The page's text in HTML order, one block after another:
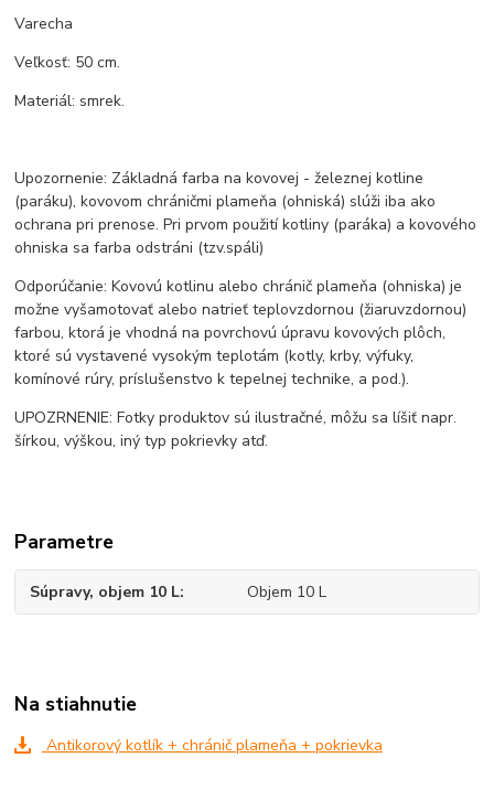
Varecha
Veľkosť: 50 cm.
Materiál: smrek.
Upozornenie: Základná farba na kovovej - železnej kotline
(paráku), kovovom chráničmi plameňa (ohniská) slúži iba ako
ochrana pri prenose. Pri prvom použití kotliny (paráka) a kovového
ohniska sa farba odstráni (tzv.spáli)
Odporúčanie: Kovovú kotlinu alebo chránič plameňa (ohniska) je
možne vyšamotovať alebo natrieť teplovzdornou (žiaruvzdornou)
farbou, ktorá je vhodná na povrchovú úpravu kovových plôch,
ktoré sú vystavené vysokým teplotám (kotly, krby, výfuky,
komínové rúry, príslušenstvo k tepelnej technike, a pod.).
UPOZRNENIE: Fotky produktov sú ilustračné, môžu sa líšiť napr.
šírkou, výškou, iný typ pokrievky atď.
Parametre
Súpravy, objem 10 L Objem 10 L
Na stiahnutie
Antikorový kotlík + chránič plameňa + pokrievka